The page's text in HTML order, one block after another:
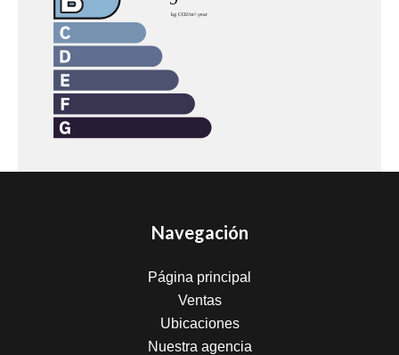
Navegación
Página principal
Ventas
Ubicaciones
Nuestra agencia